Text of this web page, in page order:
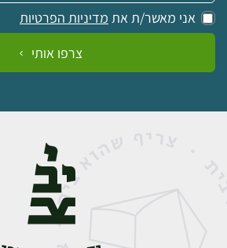
אני מאשר/ת את מדיניות הפרטיות
צרפו אותי